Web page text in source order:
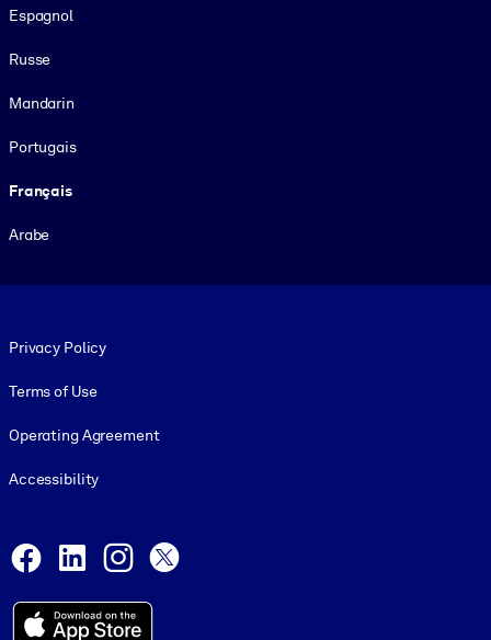
Espagnol
Russe
Mandarin
Portugais
Français
Arabe
Privacy Policy
Terms of Use
Operating Agreement
Accessibility
Facebook
LinkedInInstagram